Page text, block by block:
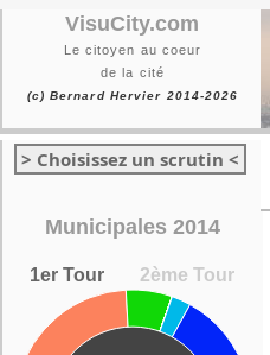
VisuCity.com
Le citoyen au coeur
de la cité
(c) Bernard Hervier 2014-2026
> Choisissez un scrutin <
Municipales 2014
1er Tour 2ème Tour